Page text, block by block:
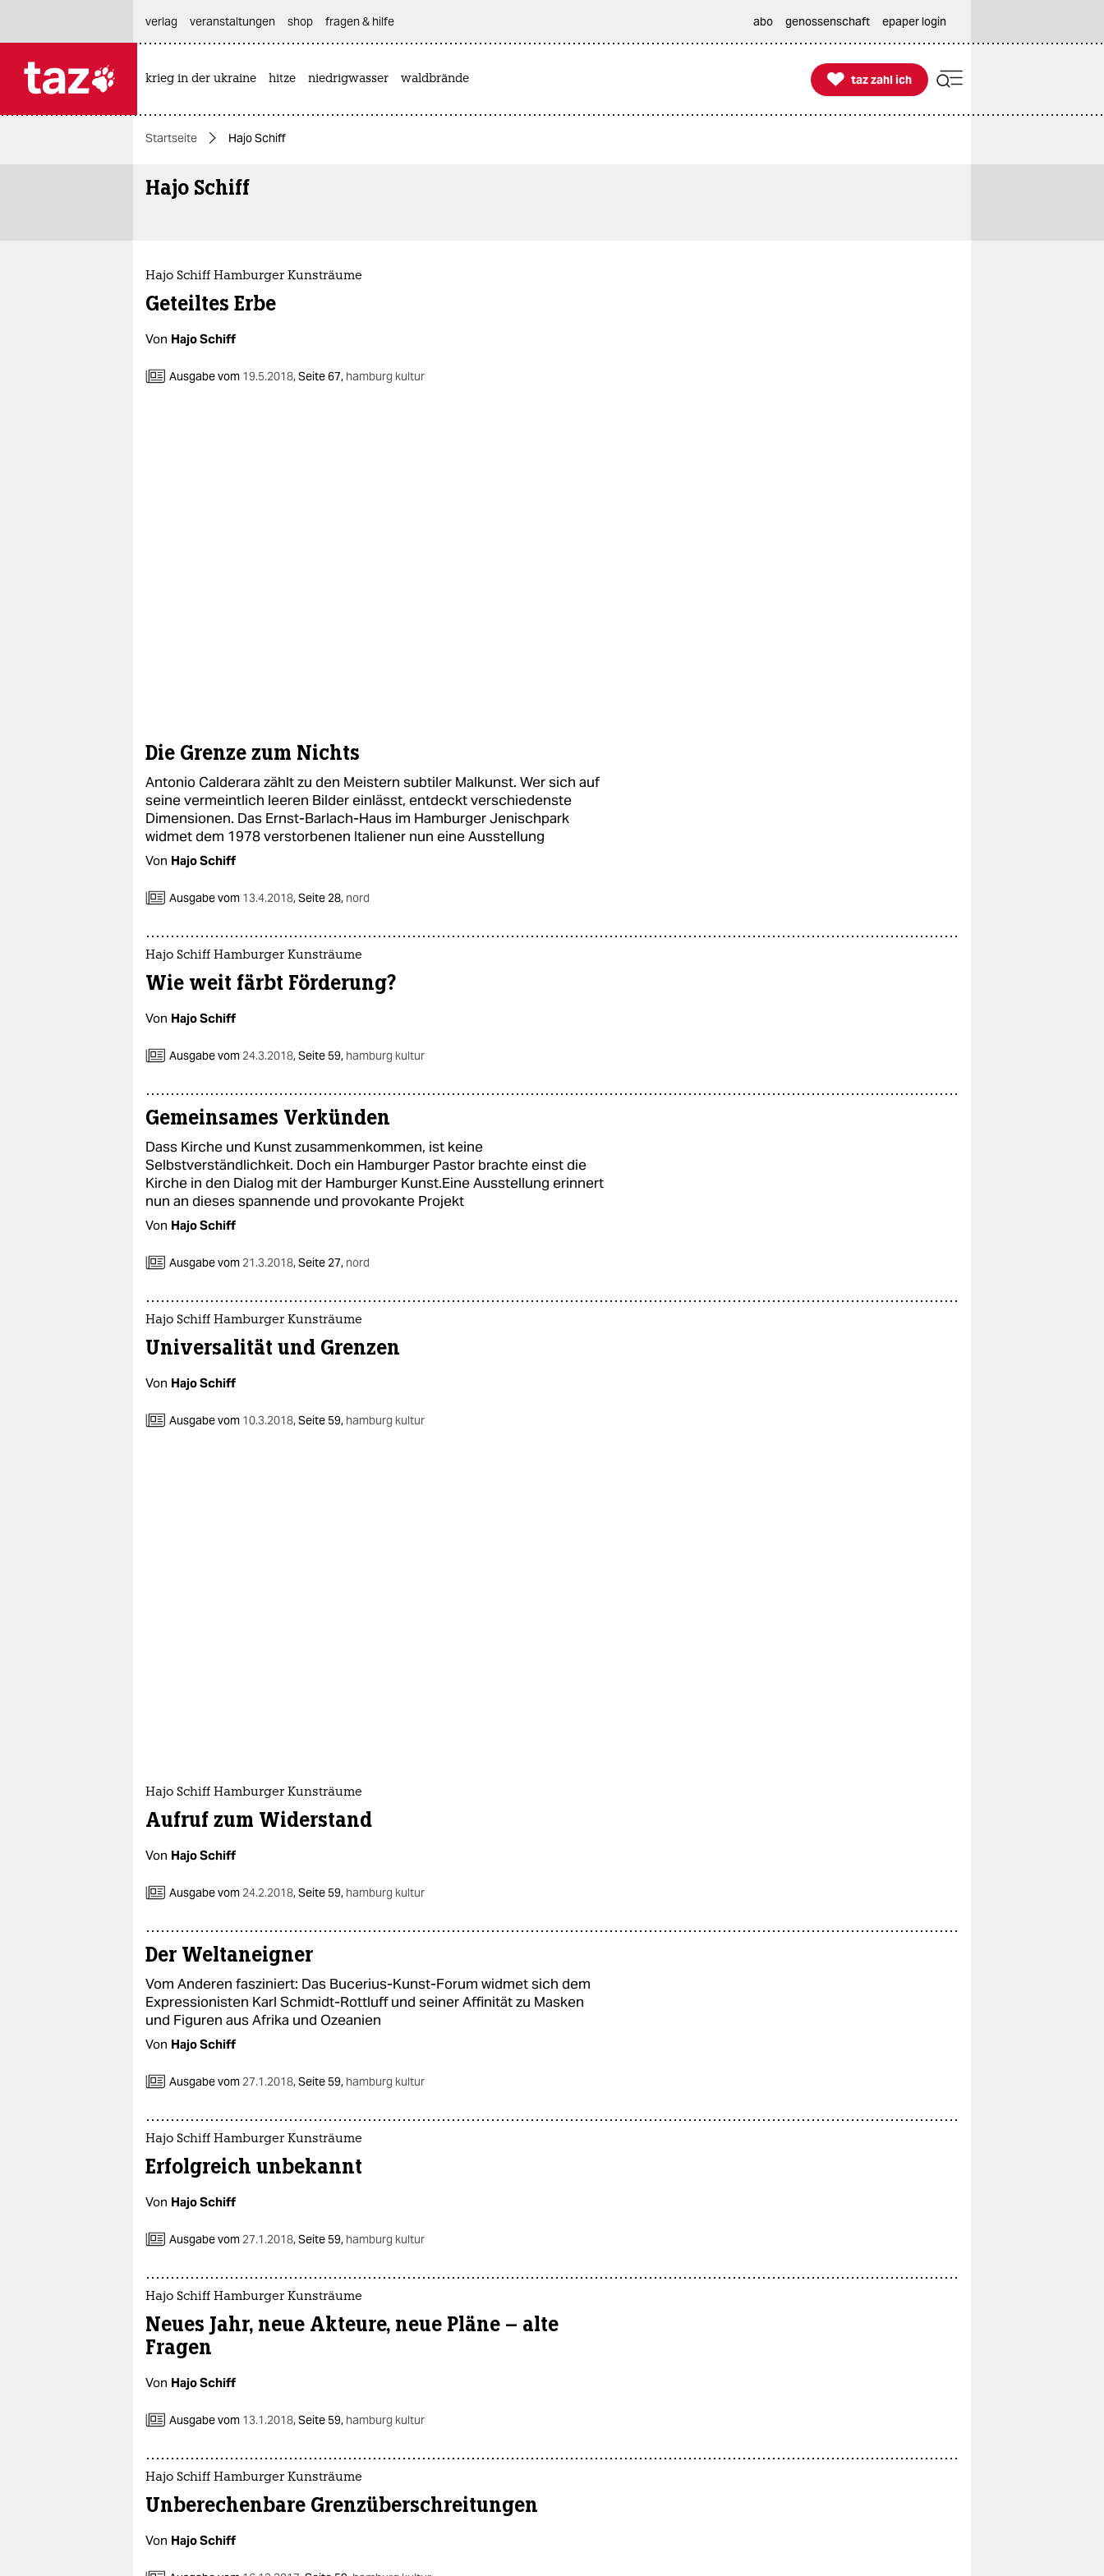
themen
politik
kultur
sport
berlin
epaper login
verlag
veranstaltungen shop fragen & hilfe abo genossenschaft epaper login
krieg in der ukraine hitze niedrigwasser waldbrände 
taz zahl ich
taz zahl ich
Startseite Hajo Schiff
Hajo Schiff
Hajo Schiff Hamburger Kunsträume
Geteiltes Erbe
Von Hajo Schiff
Ausgabe vom 19.5.2018,Seite 67, hamburg kultur
Die Grenze zum Nichts
Antonio Calderara zählt zu den Meistern subtiler Malkunst. Wer sich auf
seine vermeintlich leeren Bilder einlässt, entdeckt verschiedenste
Dimensionen. Das Ernst-Barlach-Haus im Hamburger Jenischpark
widmet dem 1978 verstorbenen Italiener nun eine Ausstellung
Von Hajo Schiff
Ausgabe vom 13.4.2018,Seite 28, nord
Hajo Schiff Hamburger Kunsträume
Wie weit färbt Förderung?
Von Hajo Schiff
Ausgabe vom 24.3.2018,Seite 59, hamburg kultur
Gemeinsames Verkünden
Dass Kirche und Kunst zusammenkommen, ist keine
Selbstverständlichkeit. Doch ein Hamburger Pastor brachte einst die
Kirche in den Dialog mit der Hamburger Kunst.Eine Ausstellung erinnert
nun an dieses spannende und provokante Projekt
Von Hajo Schiff
Ausgabe vom 21.3.2018,Seite 27, nord
Hajo Schiff Hamburger Kunsträume
Universalität und Grenzen
Von Hajo Schiff
Ausgabe vom 10.3.2018,Seite 59, hamburg kultur
Hajo Schiff Hamburger Kunsträume
Aufruf zum Widerstand
Von Hajo Schiff
Ausgabe vom 24.2.2018,Seite 59, hamburg kultur
Der Weltaneigner
Vom Anderen fasziniert: Das Bucerius-Kunst-Forum widmet sich dem
Expressionisten Karl Schmidt-Rottluff und seiner Affinität zu Masken
und Figuren aus Afrika und Ozeanien
Von Hajo Schiff
Ausgabe vom 27.1.2018,Seite 59, hamburg kultur
Hajo Schiff Hamburger Kunsträume
Erfolgreich unbekannt
Von Hajo Schiff
Ausgabe vom 27.1.2018,Seite 59, hamburg kultur
Hajo Schiff Hamburger Kunsträume
Neues Jahr, neue Akteure, neue Pläne – alte
Fragen
Von Hajo Schiff
Ausgabe vom 13.1.2018,Seite 59, hamburg kultur
Hajo Schiff Hamburger Kunsträume
Unberechenbare Grenzüberschreitungen
Von Hajo Schiff